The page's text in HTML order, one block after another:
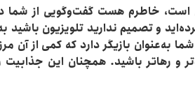
است، خاطرم هست گفت‌وگویی از شما
و تصمیم ندارید تلویزیون باشید
به‌عنوان بازیگر دارد که کمی از آن
و رهاتر باشید. همچنان این جذابیت